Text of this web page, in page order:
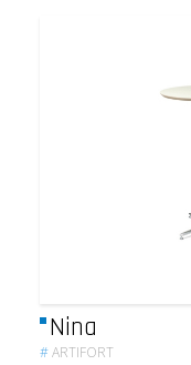
Nina
#ARTIFORT